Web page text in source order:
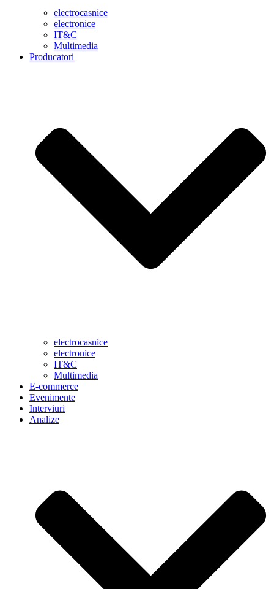
electrocasnice
electronice
IT&C
Multimedia
Producatori
electrocasnice
electronice
IT&C
Multimedia
E-commerce
Evenimente
Interviuri
Analize